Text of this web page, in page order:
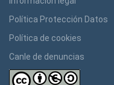
Política Protección Datos
Política de cookies
Canle de denuncias